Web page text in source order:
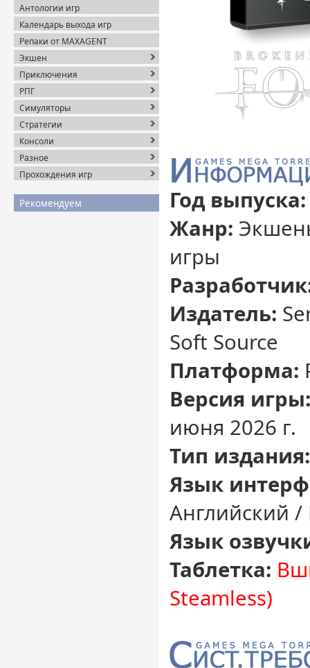
Антологии игр
Календарь выхода игр
Репаки от MAXAGENT
Экшен
Приключения
РПГ
Симуляторы
Стратегии
Консоли
Разное
Прохождения игр
Рекомендуем Год выпуска:
Жанр:
игры
Издатель:
Soft Source
Платформа:
Версия игры:
июня 2026 г.
Тип издания:
Язык
Английский /
Язык
Таблетка:
Steamless)